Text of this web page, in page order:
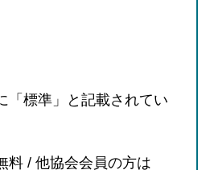
「標準」と記載されてい
/ 他協会会員の方は